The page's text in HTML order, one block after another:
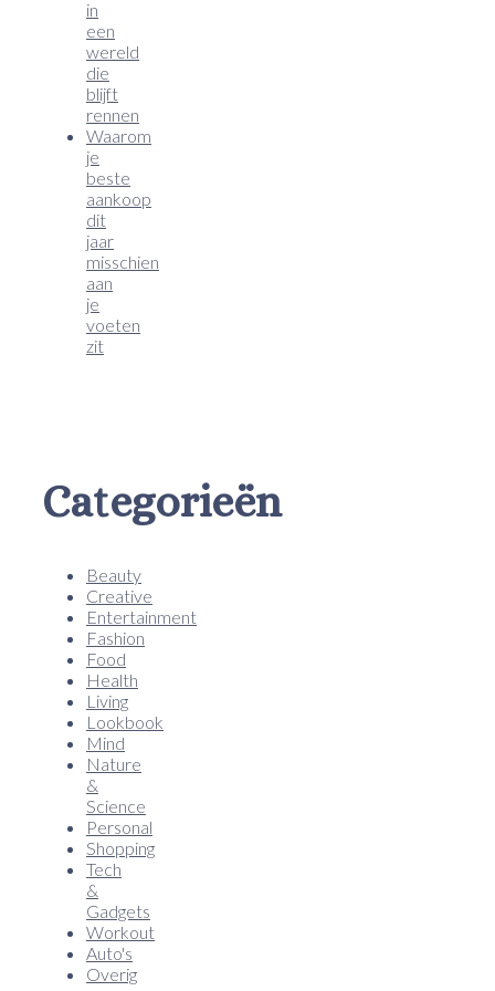
in
een
wereld
die
blijft
rennen
Waarom
je
beste
aankoop
dit
jaar
misschien
aan
je
voeten
zit
Categorieën
Beauty
Creative
Entertainment
Fashion
Food
Health
Living
Lookbook
Mind
Nature
&
Science
Personal
Shopping
Tech
&
Gadgets
Workout
Auto's
Overig